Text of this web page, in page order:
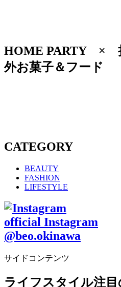
HOME PARTY ×
外お菓子＆フード
CATEGORY
BEAUTY
FASHION
LIFESTYLE
official Instagram
@beo.okinawa
サイドコンテンツ
ライフスタイル注